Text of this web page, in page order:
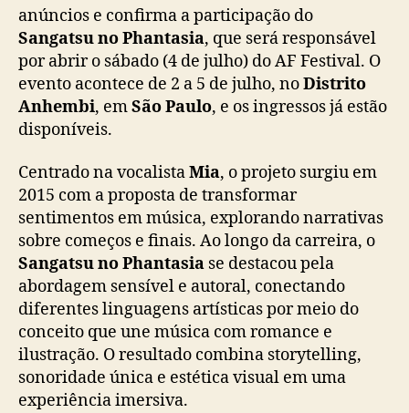
a
s
i
a
a
b
o
s
á
a
d
o
d
o
A
F
anúncios e confirma a participação do
Sangatsu no Phantasia, que será responsável
por abrir o sábado (4 de julho) do AF Festival. O
evento acontece de 2 a 5 de julho, noDistrito
Anhembi, emSão Paulo, e os ingressos já estão
disponíveis.
Centrado na vocalistaMia, o projeto surgiu em
2015 com a proposta de transformar
sentimentos em música, explorando narrativas
sobre começos e finais. Ao longo da carreira, o
Sangatsu no Phantasia se destacou pela
abordagem sensível e autoral, conectando
diferentes linguagens artísticas por meio do
conceito que une música com romance e
ilustração. O resultado combina storytelling,
sonoridade única e estética visual em uma
experiência imersiva.